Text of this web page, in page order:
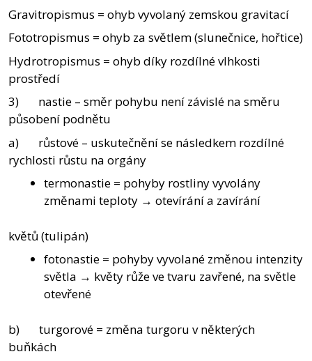
Gravitropismus = ohyb vyvolaný zemskou gravitací
Fototropismus = ohyb za světlem (slunečnice, hořtice)
Hydrotropismus = ohyb díky rozdílné vlhkosti
prostředí
3) nastie – směr pohybu není závislé na směru
působení podnětu
a) růstové – uskutečnění se následkem rozdílné
rychlosti růstu na orgány
termonastie = pohyby rostliny vyvolány
změnami teploty → otevírání a zavírání
květů (tulipán)
fotonastie = pohyby vyvolané změnou intenzity
světla → květy růže ve tvaru zavřené, na světle
otevřené
b) turgorové = změna turgoru v některých
buňkách